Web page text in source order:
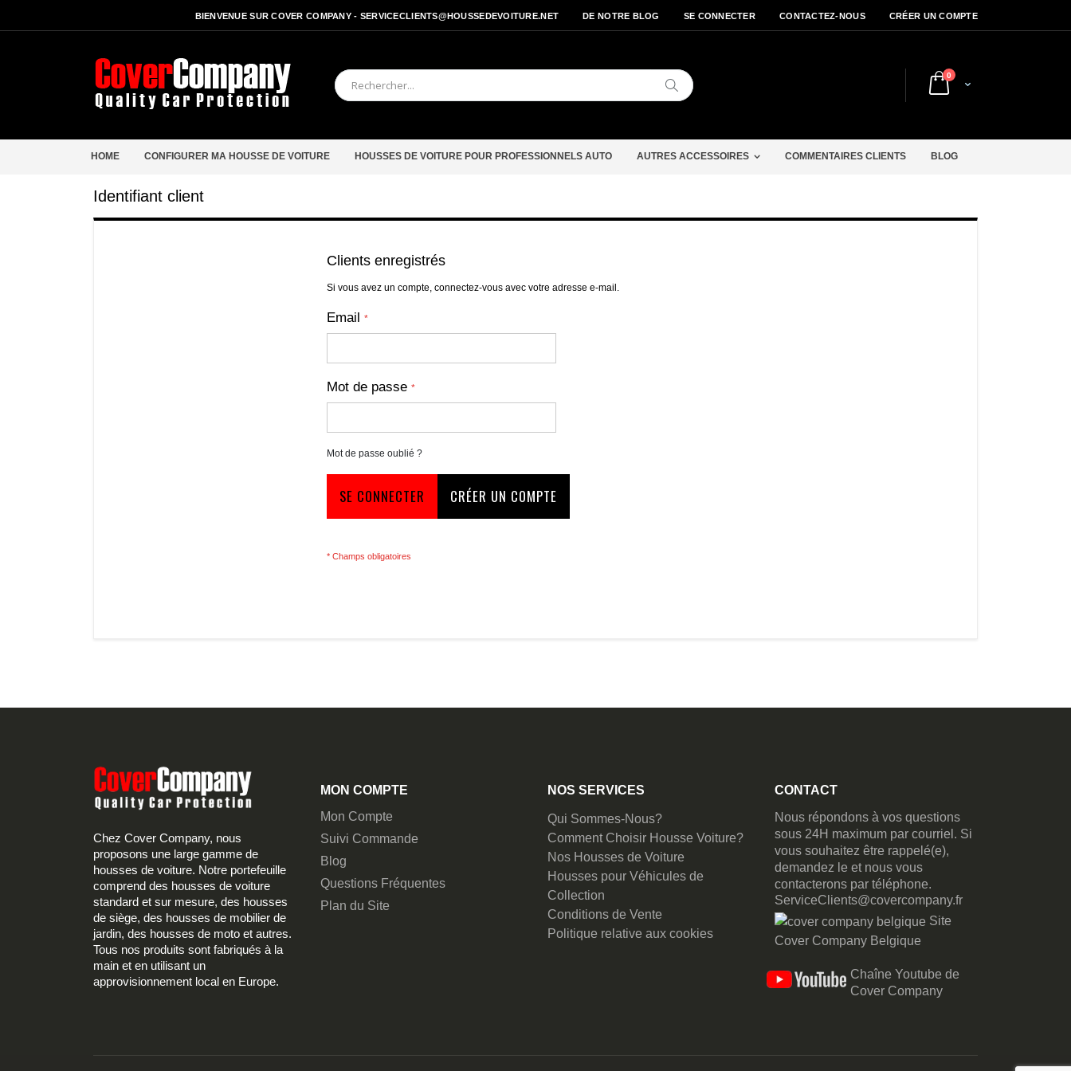
BIENVENUE SUR COVER COMPANY - SERVICECLIENTS@HOUSSEDEVOITURE.NET DE NOTRE BLOG SE CONNECTER CONTACTEZ-NOUS CRÉER UN COMPTE
Cart
0articles
Chercher
HOME CONFIGURER MA HOUSSE DE VOITURE HOUSSES DE VOITURE POUR PROFESSIONNELS AUTO AUTRES ACCESSOIRES COMMENTAIRES CLIENTS BLOG
Identifiant client
Clients enregistrés
Si vous avez un compte, connectez-vous avec votre adresse e-mail.
Email
Mot de passe
Mot de passe oublié ?
SE CONNECTER CRÉER UN COMPTE
Chez Cover Company, nous
proposons une large gamme de
housses de voiture. Notre portefeuille
comprend des housses de voiture
standard et sur mesure, des housses
de siège, des housses de mobilier de
jardin, des housses de moto et autres.
Tous nos produits sont fabriqués à la
main et en utilisant un
approvisionnement local en Europe.
MON COMPTE
Mon Compte
Suivi Commande
Blog
Questions Fréquentes
Plan du Site
NOS SERVICES
Qui Sommes-Nous?
Comment Choisir Housse Voiture?
Nos Housses de Voiture
Housses pour Véhicules de
Collection
Conditions de Vente
Politique relative aux cookies
CONTACT
Nous répondons à vos questions
sous 24H maximum par courriel. Si
vous souhaitez être rappelé(e),
demandez le et nous vous
contacterons par téléphone.
ServiceClients@covercompany.fr
Site
Cover Company Belgique
Chaîne Youtube de
Cover Company